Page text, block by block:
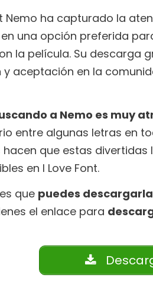
Nemo ha capturado la
una opción preferida
la película. Su descarga
y aceptación en la
a Nemo es muy
entre algunas letras en
que estas
en I Love Font.
que puedes
el enlace para